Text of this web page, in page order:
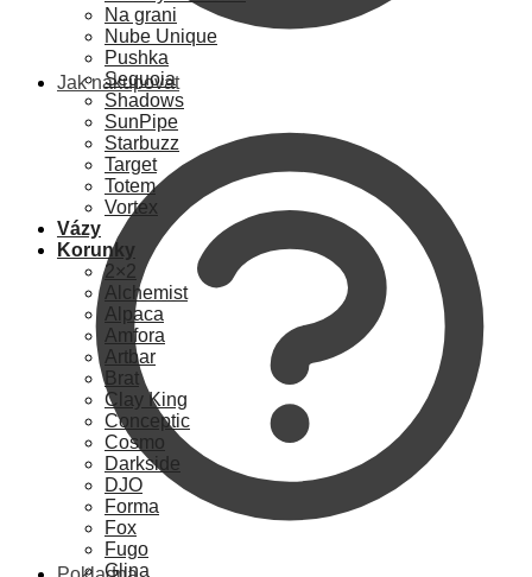
Jak nakupovat
Na grani
Nube Unique
Pushka
Sequoia
Shadows
SunPipe
Starbuzz
Target
Totem
Vortex
Vázy
Korunky
2×2
Alchemist
Alpaca
Amfora
Artbar
Brat
Clay King
Conceptic
Cosmo
Darkside
DJO
Forma
Fox
Fugo
Glina